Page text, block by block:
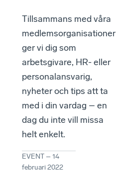
Tillsammans med våra
medlemsorganisationer
ger vi dig som
arbetsgivare, HR- eller
personalansvarig,
nyheter och tips att ta
med i din vardag – en
dag du inte vill missa
helt enkelt.
EVENT –14
februari 2022